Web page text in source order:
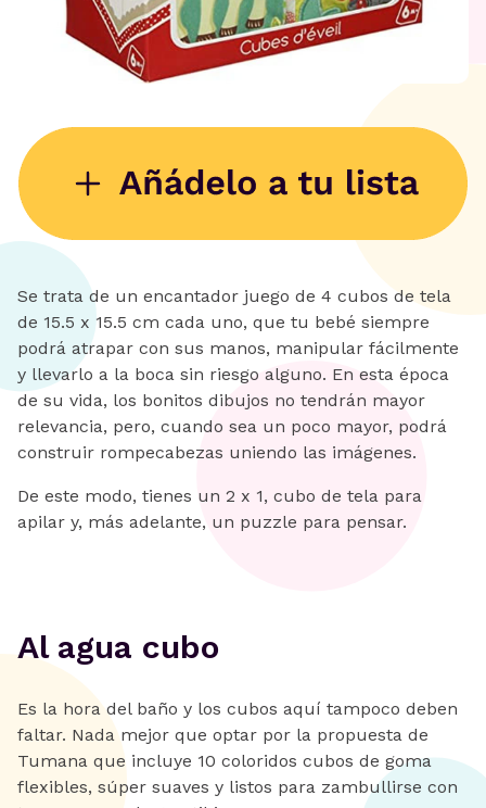
Se trata de un encantador juego de 4 cubos de tela
de 15.5 x 15.5 cm cada uno, que tu bebé siempre
podrá atrapar con sus manos, manipular fácilmente
y llevarlo a la boca sin riesgo alguno. En esta época
de su vida, los bonitos dibujos no tendrán mayor
relevancia, pero, cuando sea un poco mayor, podrá
construir rompecabezas uniendo las imágenes.
De este modo, tienes un 2 x 1, cubo de tela para
apilar y, más adelante, un puzzle para pensar.
Al agua cubo
Es la hora del baño y los cubos aquí tampoco deben
faltar. Nada mejor que optar por la propuesta de
Tumana que incluye 10 coloridos cubos de goma
flexibles, súper suaves y listos para zambullirse con